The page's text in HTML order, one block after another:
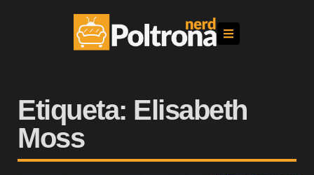
Etiqueta: Elisabeth
Moss